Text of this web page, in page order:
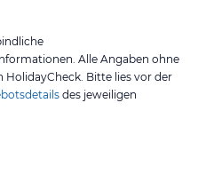
Alle Angaben ohne
Bitte lies vor der
des jeweiligen